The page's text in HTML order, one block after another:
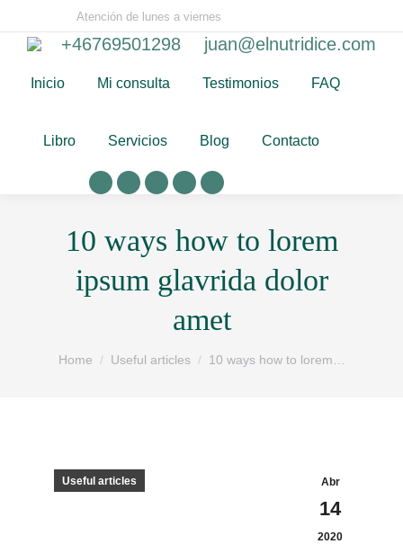
Atención de lunes a viernes
+46769501298 juan@elnutridice.com
Inicio Mi consulta Testimonios FAQ
Libro Servicios Blog Contacto
Whatsapp
opens
new
X
opens
new
Instagram
opens
new
Facebook
opens
new
window
YouTube
opens
new
window
10 ways how to lorem
ipsum glavrida dolor
amet
Home Useful articles 10 ways how to lorem…
Abr
14
2020
Useful articles